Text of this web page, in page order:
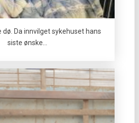
dø. Da innvilget sykehuset hans
siste ønske…